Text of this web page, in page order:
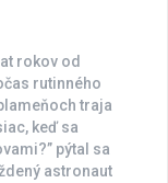
rokov od
rutinného
traja
keď sa
pýtal sa
astronaut